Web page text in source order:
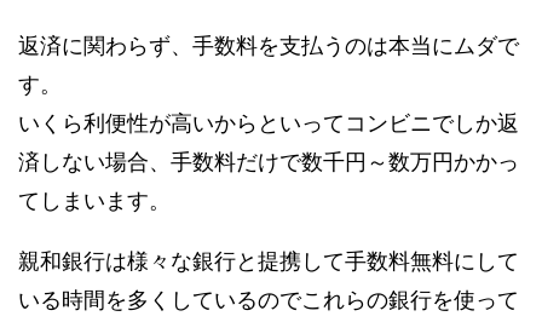
返済に関わらず、手数料を支払うのは本当にムダで
す。
いくら利便性が高いからといってコンビニでしか返
済しない場合、手数料だけで数千円～数万円かかっ
てしまいます。
親和銀行は様々な銀行と提携して手数料無料にして
いる時間を多くしているのでこれらの銀行を使って